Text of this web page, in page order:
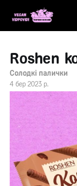
Roshen
Солодкі палички
4 бер 2023 р.